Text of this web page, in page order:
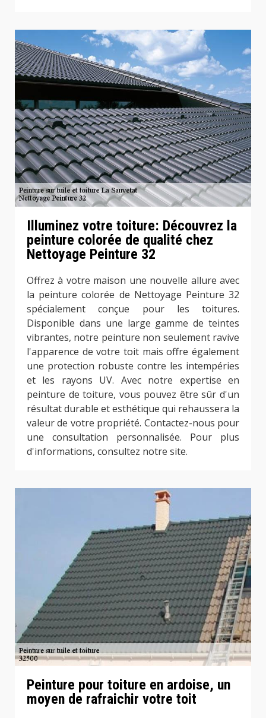
Illuminez votre toiture: Découvrez la
peinture colorée de qualité chez
Nettoyage Peinture 32
Offrez à votre maison une nouvelle allure avec
la peinture colorée de Nettoyage Peinture 32
spécialement conçue pour les toitures.
Disponible dans une large gamme de teintes
vibrantes, notre peinture non seulement ravive
l'apparence de votre toit mais offre également
une protection robuste contre les intempéries
et les rayons UV. Avec notre expertise en
peinture de toiture, vous pouvez être sûr d'un
résultat durable et esthétique qui rehaussera la
valeur de votre propriété. Contactez-nous pour
une consultation personnalisée. Pour plus
d'informations, consultez notre site.
Peinture pour toiture en ardoise, un
moyen de rafraichir votre toit